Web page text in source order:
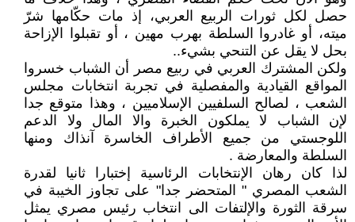
حصل لكل ثورات الربيع العربي، إذ مات حكّامها شرّ
ميته، أو غادروا السلطة بهرب مهين ، أو تقبلوا الإزاحة
بحل لا يقل عن التنحي بشيء..
ولكن المشترك العربي في ربيع مصر أن الشباب خسروا
المواقع القيادية والمفصلية في تجربة انتخابات مجلس
الشعب ، لصالح السلفيين الإسلاميين ، وهذا متوقع جدا
لإن الشباب لا يملكون الخبرة والا المال ولا الدعم
اللوجستي من جميع الأطراف الخاسرة آنذاك ومنها
السلطة والمعارضة .
لذا كان رهان الإنتخابات الرئاسية إختبارا ثانيا لقدرة
الشعب المصري " المتحضر جدا" على تجاوز الخيبة في
سرقة الثورة والإلتفات الى انتخاب رئيس مصري يمثل